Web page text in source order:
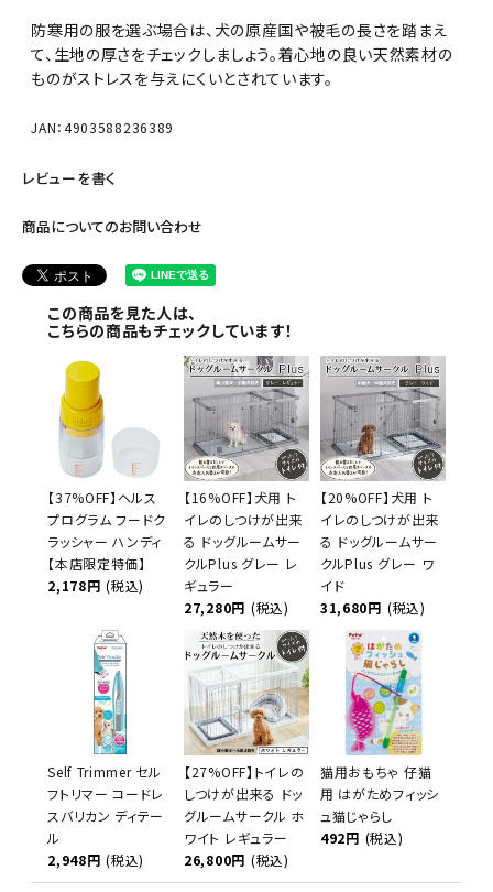
防寒用の服を選ぶ場合は、犬の原産国や被毛の長さを踏まえ
て、生地の厚さをチェックしましょう。着心地の良い天然素材の
ものがストレスを与えにくいとされています。
JAN：4903588236389
レビューを書く
商品についてのお問い合わせ
この商品を見た人は、
こちらの商品もチェックしています！
【37%OFF】ヘルス
プログラム フードク
ラッシャー ハンディ
【本店限定特価】
2,178円 (税込)
【16%OFF】犬用 ト
イレのしつけが出来
る ドッグルームサー
クルPlus グレー レ
ギュラー
27,280円 (税込)
【20%OFF】犬用 ト
イレのしつけが出来
る ドッグルームサー
クルPlus グレー ワ
イド
31,680円 (税込)
Self Trimmer セル
フトリマー コードレ
スバリカン ディテー
ル
2,948円 (税込)
【27%OFF】トイレの
しつけが出来る ドッ
グルームサークル ホ
ワイト レギュラー
26,800円 (税込)
猫用おもちゃ 仔猫
用 はがためフィッシ
ュ猫じゃらし
492円 (税込)